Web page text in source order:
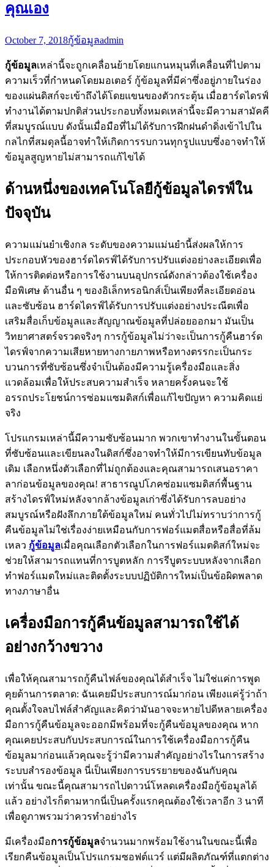
คุณเอง
October 7, 2018กู้ข้อมูลadmin
กู้ข้อมูลเหล่านี้จะถูกเคลื่อนย้ายโดยแกนหมุนที่เคลื่อนที่ไปตาม
ความเร็วที่กำหนดโดยมอเตอร์ กู้ข้อมูลที่มีค่าซึ่งอยู่ภายในร่อง
ของแผ่นดิสก์จะเข้าถึงได้โดยแขนของตัวกระตุ้น เมื่อฮาร์ดไดรฟ์
ทำงานได้ตามปกติส่วนประกอบทั้งหมดเหล่านี้จะมีความสามัคคี
ที่สมบูรณ์แบบ ดังนั้นเมื่อมือที่ไม่ได้รับการฝึกฝนดำดิ่งเข้าไปใน
กลไกที่สมดุลนี้อาจทำให้เกิดการรบกวนทุกรูปแบบซึ่งอาจทำให้
ข้อมูลสูญหายไม่สามารถแก้ไขได้
ด้านหนึ่งของเทคโนโลยีกู้ข้อมูลไดรฟ์ใน
ปัจจุบัน
ความแม่นยำเชิงกล ระดับของความแม่นยำนี้ส่งผลให้การ
ประกอบหัวของฮาร์ดไดรฟ์ได้รับการปรับแต่งอย่างละเอียดเพื่อ
ให้การติดต่อหรือการใช้งานบนอุปกรณ์ดังกล่าวต้องใช้เครื่อง
มือพิเศษ ด้านอื่น ๆ ของอิเล็กทรอนิกส์เป็นเพียงที่ละเอียดอ่อน
และซับซ้อน ฮาร์ดไดรฟ์ได้รับการปรับแต่งอย่างประณีตเพื่อ
เสริมสื่อเก็บข้อมูลและสัญญาณข้อมูลที่ปล่อยออกมา มันเป็น
วิทยาศาสตร์จรวดจริงๆ การกู้ข้อมูลไม่ว่าจะเป็นการกู้คืนฮาร์ด
ไดรฟ์จากความเสียหายทางกายภาพหรือทางตรรกะเป็นกระ
บวนการที่ซับซ้อนซึ่งจำเป็นต้องมีความรู้เครื่องมือและสิ่ง
แวดล้อมเพื่อให้ประสบความสำเร็จ หลายครั้งคนจะใช้
อรรถประโยชน์การซ่อมแซมดิสก์เพื่อแก้ไขปัญหา ความคิดแย่
จริง
โปรแกรมเหล่านี้มีความซับซ้อนมาก พวกเขาทำงานในขั้นตอน
ที่ซับซ้อนและเขียนลงในดิสก์ซึ่งอาจทำให้มีการเขียนทับข้อมูล
เดิม เลือกหนึ่งตัวเลือกที่ไม่ถูกต้องและคุณสามารถเสนอราคา
ลาก่อนข้อมูลของคุณ! สาธารณูปโภคซ่อมแซมดิสก์พื้นฐาน
สร้างไดรฟ์ใหม่หลังจากล้างข้อมูลเก่าซึ่งได้รับการลบอย่าง
สมบูรณ์หรือฝังลึกภายใต้ข้อมูลใหม่ คนทั่วไปไม่ทราบว่าการกู้
คืนข้อมูลไม่ใช่เรื่องง่ายเหมือนกับการฟอร์แมตสื่อหรือสื่อที่ล้ม
เหลว กู้ข้อมูลเมื่อคุณเลือกตัวเลือกในการฟอร์แมตดิสก์ใหม่จะ
ช่วยให้สามารถแทนที่การบูตหลัก การรีบูตระบบหลังจากเลือก
ทำฟอร์แมตใหม่และติดตั้งระบบปฏิบัติการใหม่เป็นข้อผิดพลาด
ทางภาษาอื่น
เครื่องมือการกู้คืนข้อมูลสามารถใช้ได้
อย่างกว้างขวาง
เพื่อให้คุณสามารถกู้คืนไฟล์ของคุณได้สำเร็จ ไม่ใช่แค่การพูด
คุยด้านการตลาด: ฉันเคยมีประสบการณ์มาก่อน เพียงแค่รู้ว่าถ้า
คุณตั้งใจลบไฟล์สำคัญและคิดว่ามันอาจจะหายไปดีหลายเครื่อง
มือการกู้คืนข้อมูลจะออกมีพร้อมที่จะกู้คืนข้อมูลของคุณ หาก
คุณเคยประสบกับประสบการณ์ในการใช้เครื่องมือการกู้คืน
ข้อมูลมาก่อนแล้วคุณจะรู้ว่ามีความสำคัญอย่างไรในการสร้าง
ระบบสำรองข้อมูล นี่เป็นเพียงการบรรยายของฉันกับคุณ
เท่านั้น ขณะนี้คุณสามารถไปดาวน์โหลดเครื่องมือกู้ข้อมูลได้
แล้ว อย่างไรก็ตามหากนี่เป็นครั้งแรกคุณต้องใช้เวลาอีก 3 นาที
เพื่อดูภาพรวมว่าควรทำอย่างไร
มีเครื่องมือการกู้ข้อมูลจำนวนมากพร้อมใช้งานในขณะนี้เพื่อ
เรียกคืนข้อมูลเป็นโปรแกรมซอฟต์แวร์ แต่มีผลิตภัณฑ์ที่แตกต่าง